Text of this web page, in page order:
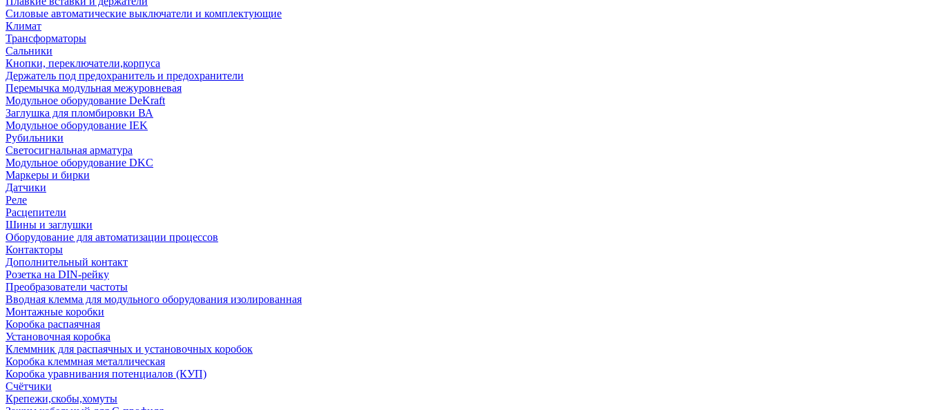
Силовые автоматические выключатели и комплектующие
Климат
Трансформаторы
Сальники
Кнопки, переключатели,корпуса
Держатель под предохранитель и предохранители
Перемычка модульная межуровневая
Модульное оборудование DeKraft
Заглушка для пломбировки ВА
Модульное оборудование IEK
Рубильники
Светосигнальная арматура
Модульное оборудование DKC
Маркеры и бирки
Датчики
Реле
Расцепители
Шины и заглушки
Оборудование для автоматизации процессов
Контакторы
Дополнительный контакт
Розетка на DIN-рейку
Преобразователи частоты
Вводная клемма для модульного оборудования изолированная
Монтажные коробки
Коробка распаячная
Установочная коробка
Клеммник для распаячных и установочных коробок
Коробка клеммная металлическая
Коробка уравнивания потенциалов (КУП)
Счётчики
Крепежи,скобы,хомуты